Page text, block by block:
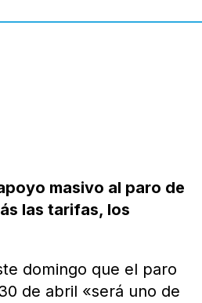
masivo al paro de
las tarifas, los
domingo que el paro
de abril «será uno de